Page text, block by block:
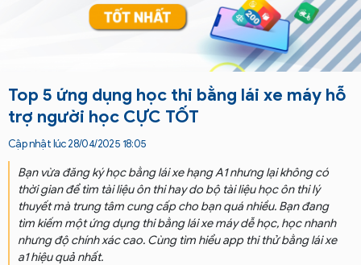
Top 5 ứng dụng học thi bằng lái xe máy hỗ
trợ người học CỰC TỐT
Cập nhật lúc 28/04/2025 18:05
Bạn vừa đăng ký học bằng lái xe hạng A1 nhưng lại không có
thời gian để tìm tài liệu ôn thi hay do bộ tài liệu học ôn thi lý
thuyết mà trung tâm cung cấp cho bạn quá nhiều. Bạn đang
tìm kiếm một ứng dụng thi bằng lái xe máy dễ học, học nhanh
nhưng độ chính xác cao. Cùng tìm hiểu app thi thử bằng lái xe
a1 hiệu quả nhất.